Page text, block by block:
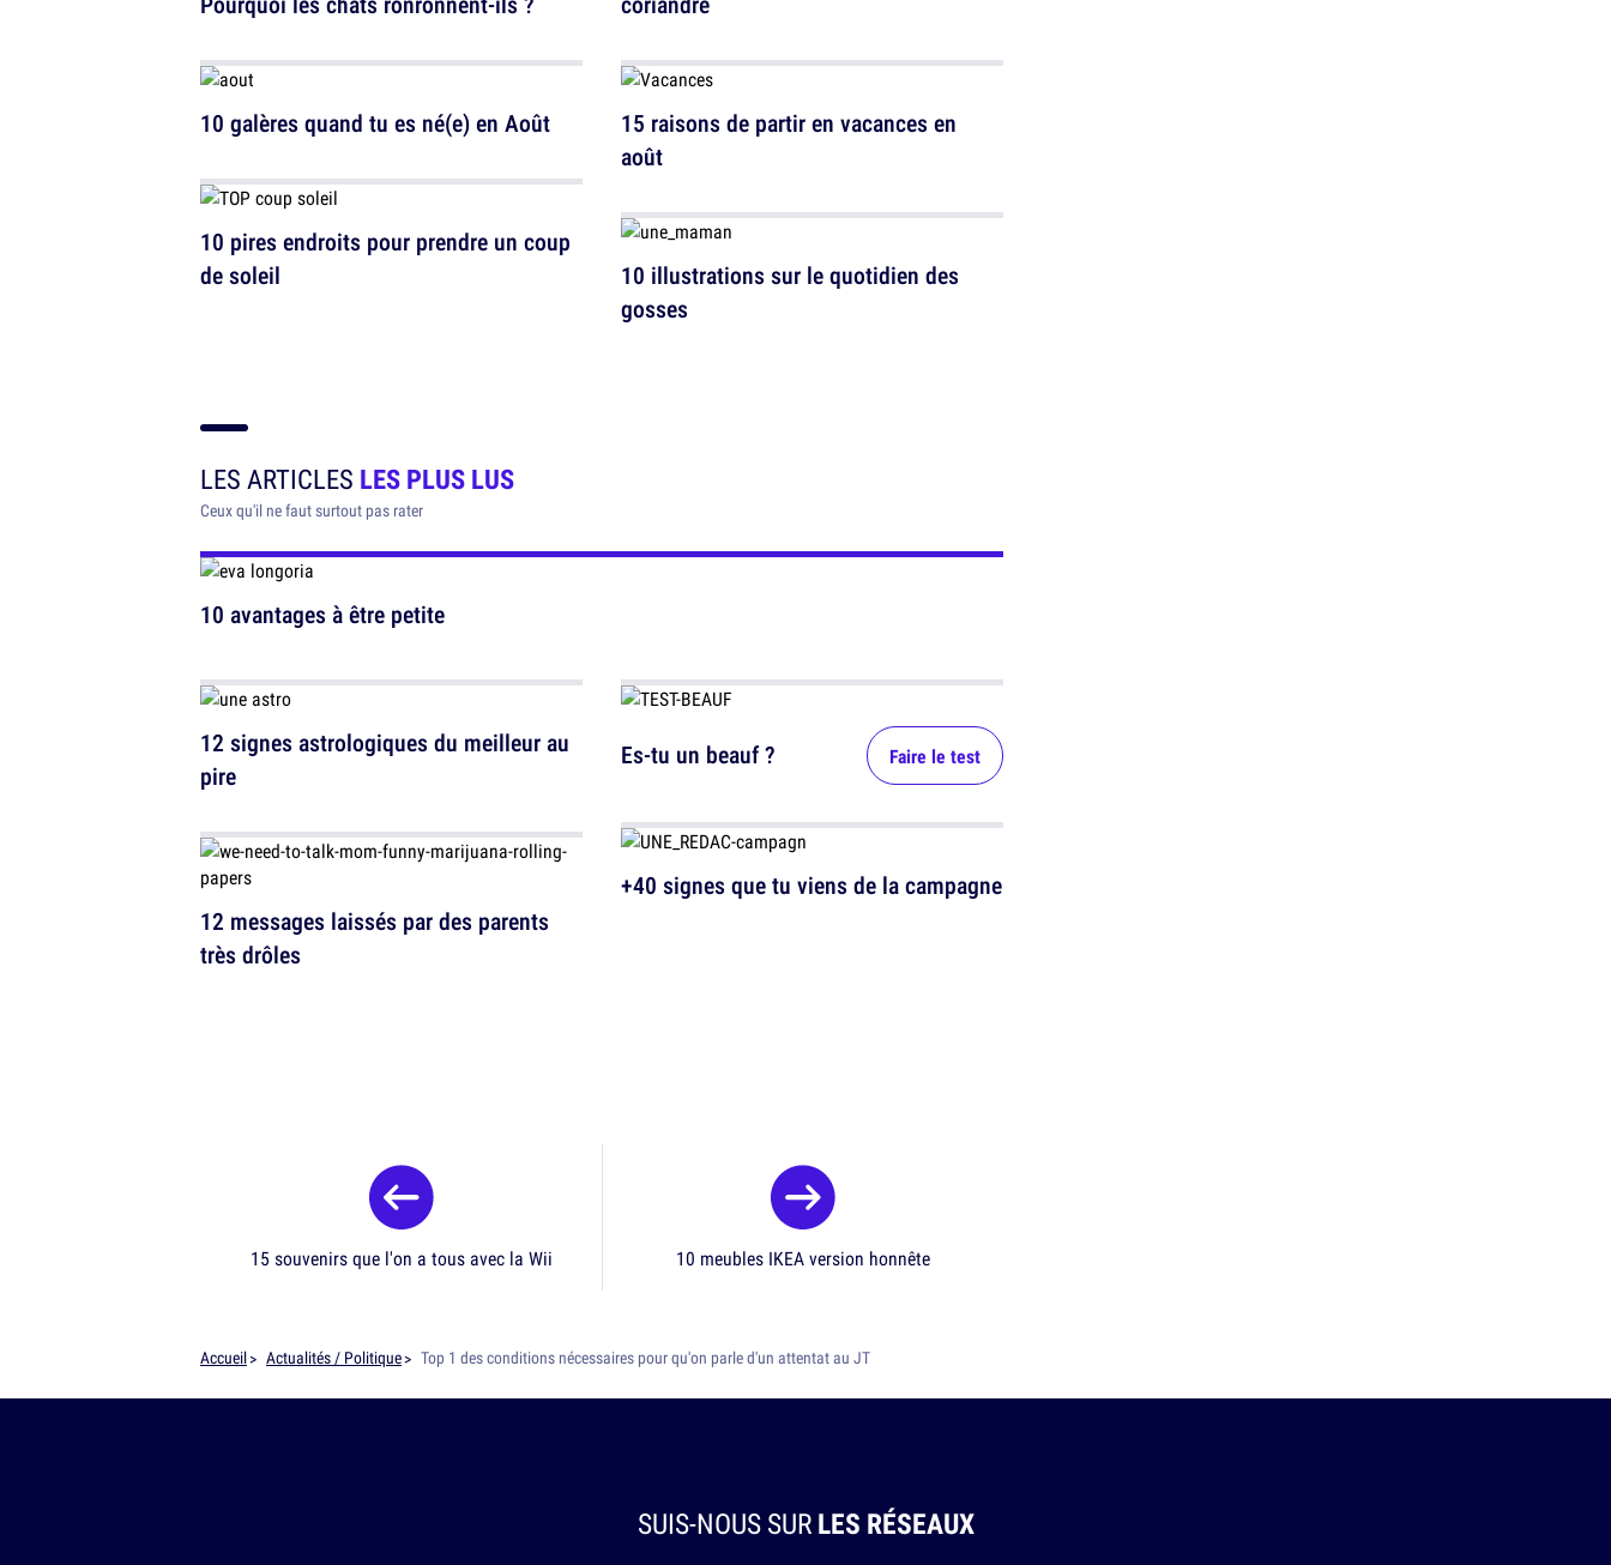
10 galères quand tu es né(e) en Août
10 pires endroits pour prendre un coup
de soleil
15 raisons de partir en vacances en
août
10 illustrations sur le quotidien des
gosses
LES ARTICLES LES PLUS LUS
Ceux qu'il ne faut surtout pas rater
10 avantages à être petite
12 signes astrologiques du meilleur au
pire
12 messages laissés par des parents
très drôles
Es-tu un beauf ? Faire le test
+40 signes que tu viens de la campagne
15 souvenirs que l'on a tous avec la Wii 10 meubles IKEA version honnête
Accueil Actualités / Politique Top 1 des conditions nécessaires pour qu'on parle d'un attentat au JT
SUIS-NOUS SURLES RÉSEAUX